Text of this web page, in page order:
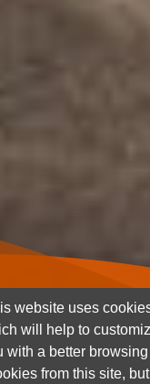
website uses
will help to
with a better
from this site,